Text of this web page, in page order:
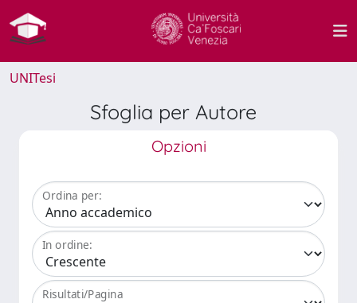
UNITesi
Sfoglia per Autore
Opzioni
Ordina per:
In ordine:
Risultati/Pagina